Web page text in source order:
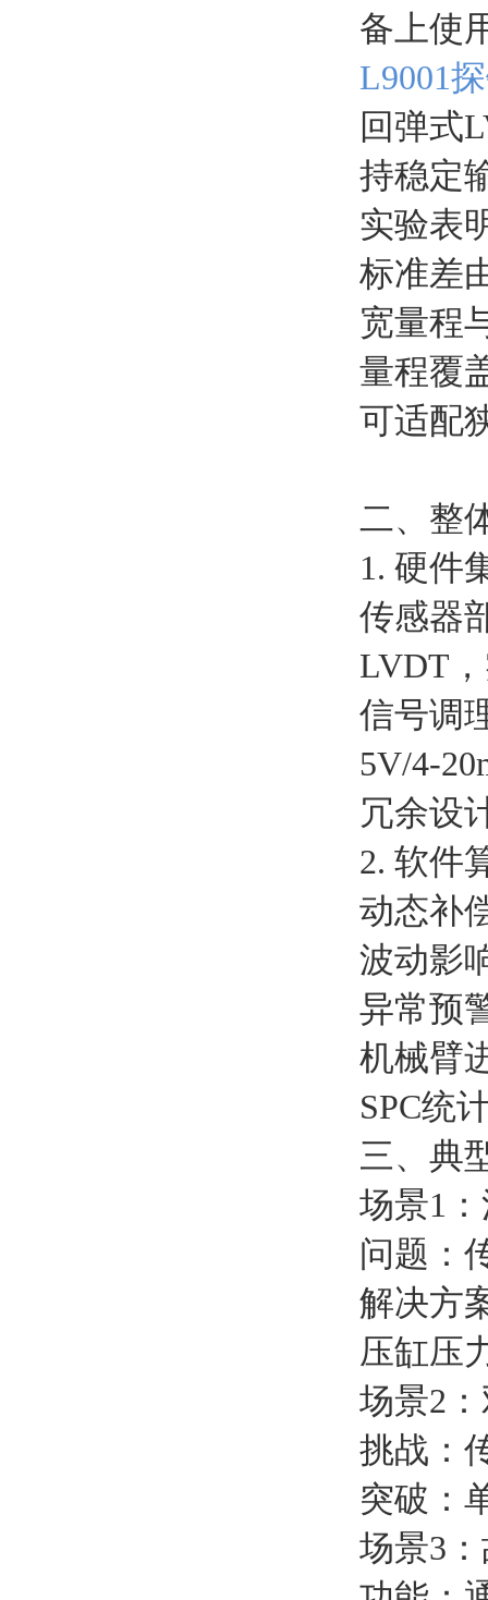
备上使
L9001
回弹式
持稳定
实验表
标准差
宽量程
量程覆
可适配
二、整
1. 硬件
传感器
LVDT
信号调
5V/4-
冗余设
2. 软件
动态补
波动影
异常预
机械臂
SPC统
三、典
场景1
问题：
解决方
压缸压
场景2
挑战：
突破：
场景3